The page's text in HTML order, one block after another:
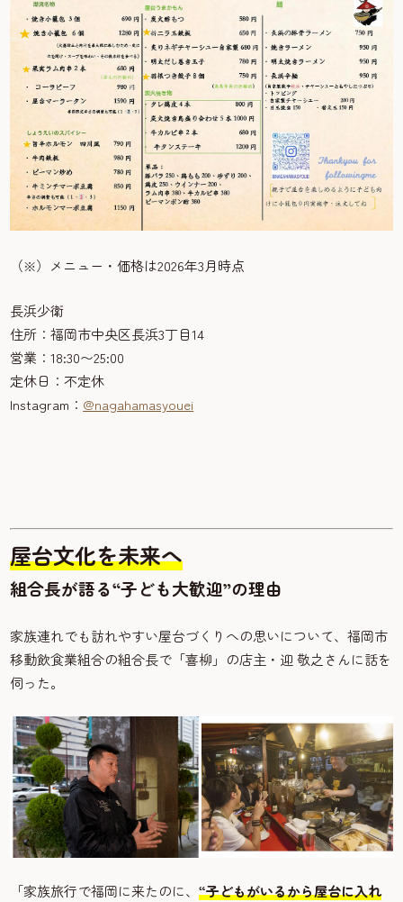
（※）メニュー・価格は2026年3月時点
長浜少衛
住所：福岡市中央区長浜3丁目14
営業：18:30〜25:00
定休日：不定休
Instagram： @nagahamasyouei
屋台文化を未来へ
組合長が語る“子ども大歓迎”の理由
家族連れでも訪れやすい屋台づくりへの思いについて、福岡市
移動飲食業組合の組合長で「喜柳」の店主・迎 敬之さんに話を
伺った。
「家族旅行で福岡に来たのに、“子どもがいるから屋台に入れ